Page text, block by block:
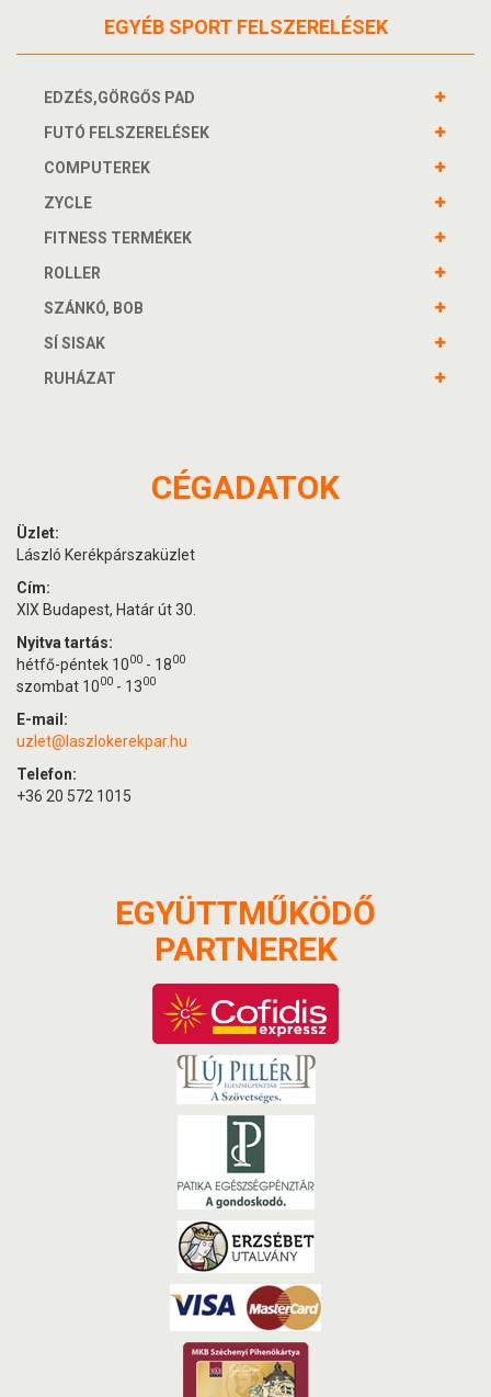
EGYÉB SPORT FELSZERELÉSEK
EDZÉS,GÖRGŐS PAD
FUTÓ FELSZERELÉSEK
COMPUTEREK
ZYCLE
FITNESS TERMÉKEK
ROLLER
SZÁNKÓ, BOB
SÍ SISAK
RUHÁZAT
CÉGADATOK
Üzlet:
László Kerékpárszaküzlet
Cím:
XIX Budapest, Határ út 30.
Nyitva tartás:
hétfő-péntek 1000 - 1800
szombat 1000 - 1300
E-mail:
uzlet@laszlokerekpar.hu
Telefon:
+36 20 572 1015
EGYÜTTMŰKÖDŐ
PARTNEREK